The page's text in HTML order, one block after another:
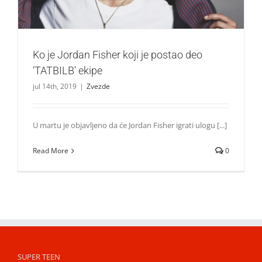
Ko je Jordan Fisher koji je postao deo
‘TATBILB’ ekipe
jul 14th, 2019 | Zvezde
U martu je objavljeno da će Jordan Fisher igrati ulogu [...]
Read More 0
SUPER TEEN